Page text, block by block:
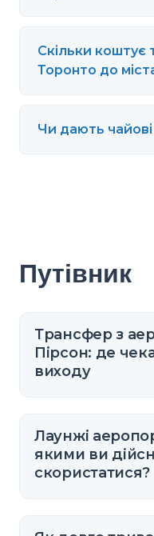
Скільки коштує
Торонто до
Чи дають
Путівник
Трансфер з
Пірсон: де
виходу
Лаунжі
якими ви
скористатися?